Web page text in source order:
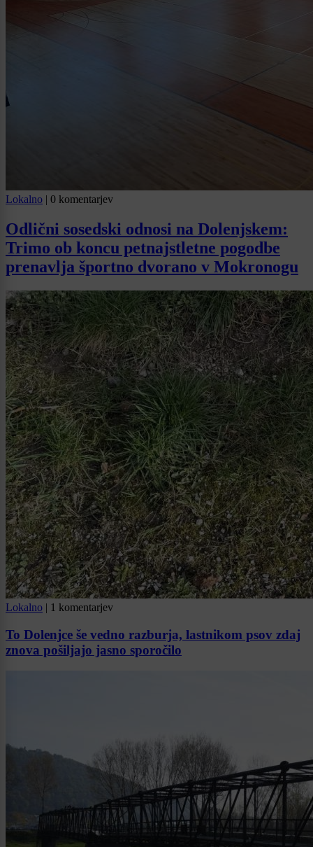
Lokalno | 0 komentarjev
Odlični sosedski odnosi na Dolenjskem:
Trimo ob koncu petnajstletne pogodbe
prenavlja športno dvorano v Mokronogu
Lokalno | 1 komentarjev
To Dolenjce še vedno razburja, lastnikom psov zdaj
znova pošiljajo jasno sporočilo